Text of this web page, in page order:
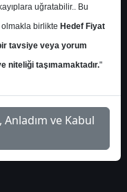
İlgili
Dosyayı İndir
uğratabilir.. Bu
birlikte Hedef Fiyat
tavsiye veya yorum
niteliği taşımamaktadır."
ve Kabul